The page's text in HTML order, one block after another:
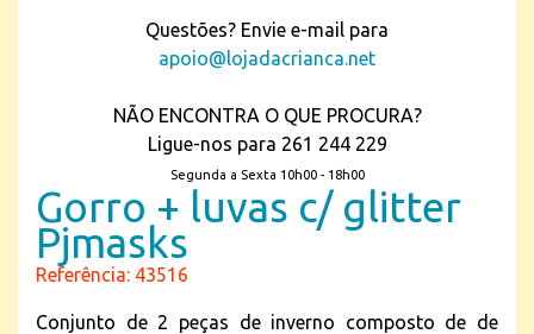
Questões? Envie e-mail para
apoio@lojadacrianca.net
NÃO ENCONTRA O QUE PROCURA?
Ligue-nos para 261 244 229
Segunda a Sexta 10h00 - 18h00
Gorro + luvas c/ glitter
Pjmasks
Referência: 43516
Conjunto de 2 peças de inverno composto de de